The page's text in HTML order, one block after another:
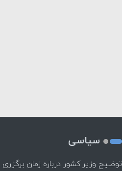
سیاسی
توضیح وزیر کشور درباره زمان